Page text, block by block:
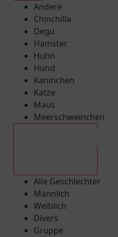
Andere
Chinchilla
Degu
Hamster
Huhn
Hund
Kaninchen
Katze
Maus
Meerschweinchen
Alle Geschlechter
Männlich
Weiblich
Divers
Gruppe